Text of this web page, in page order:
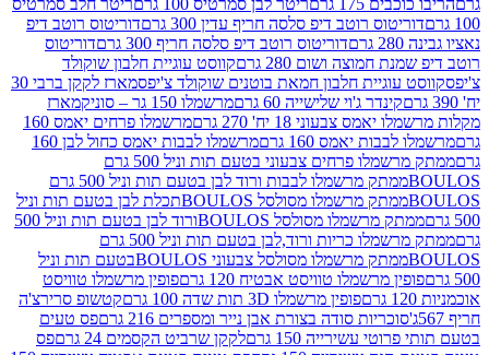
175 גרם
ריטר לבן סמרטיס 100 גרם
ריטר חלב סמרטיס
רוטב דיפ סלסה חריף עדין 300 גרם
דוריטוס רוטב דיפ
דוריטוס רוטב דיפ סלסה חריף 300 גרם
דוריטוס
חמוצה ושום 280 גרם
קווסט עוגיית חלבון שוקולד
עוגיית חלבון חמאת בוטנים שוקולד צ'יפס
מארז לקקן ברבי 30
קינדר ג'וי שלישייה 60 גרם
מרשמלו 150 גר – סוניק
מארז
צבעוני 18 יח' 270 גרם
מרשמלו פרחים יאמס 160
יאמס 160 גרם
מרשמלו לבבות יאמס כחול לבן 160
ממתק מרשמלו פרחים צבעוני בטעם תות וניל 500 גרם
ממתק מרשמלו לבבות ורוד לבן בטעם תות וניל 500 גרם
ממתק מרשמלו מסולסל BOULOSתכלת לבן בטעם תות וניל
ממתק מרשמלו מסולסל BOULOSורוד לבן בטעם תות וניל 500
ממתק מרשמלו כריות ורוד,לבן בטעם תות וניל 500 גרם
ממתק מרשמלו מסולסל צבעוני BOULOSבטעם תות וניל
מרשמלו טוויסט אבטיח 120 גרם
פופין מרשמלו טוויסט
פופין מרשמלו 3D תות שדה 100 גרם
קטשופ סרירצ'ה
סוכריות סודה בצורת אבן נייר ומספרים 216 גרם
פס טעים
עשירייה 150 גרם
לקקן שרביט הקסמים 24 גרם
פס